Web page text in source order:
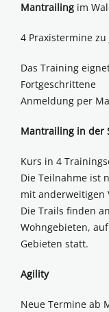
Mantrailing im
4 Praxistermine
Das Training
Fortgeschrittene
Anmeldung per
Mantrailing in der
Kurs in 4
Die Teilnahme ist
mit anderweitigen
Die Trails finden
Wohngebieten,
Gebieten statt.
Agility
Neue Termine ab